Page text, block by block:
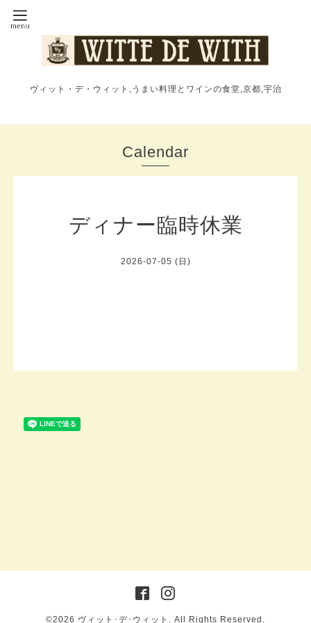
ヴィット・デ・ウィット,うまい料理とワインの食堂,京都,宇治
Calendar
ディナー臨時休業
2026-07-05 (日)
©2026 ヴィット･デ･ウィット . All Rights Reserved.